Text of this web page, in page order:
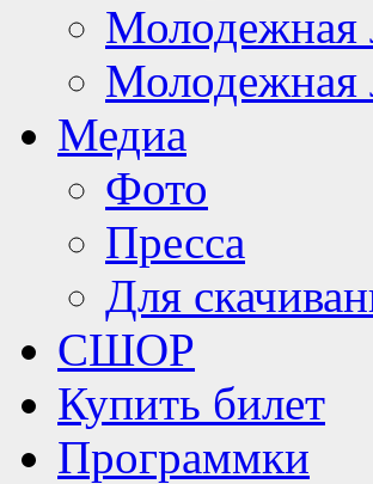
Молодежная
Молодежная
Медиа
Фото
Пресса
Для
СШОР
Купить билет
Программки